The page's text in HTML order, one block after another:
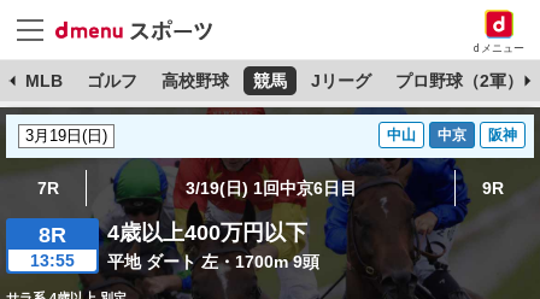
dメニュー
MLB ゴルフ 高校野球 競馬 Jリーグ プロ野球（2軍）
中山 中京 阪神
7R 3/19(日) 1回中京6日目 9R
8R
13:55
4歳以上400万円以下
平地 ダート 左・1700m 9頭